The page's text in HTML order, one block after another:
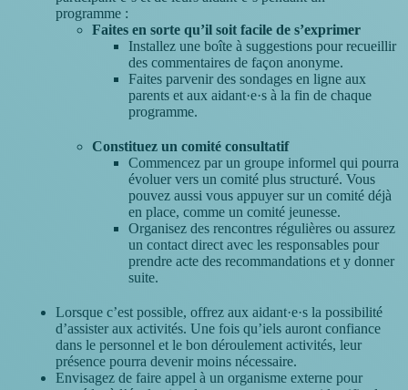
programme :
Faites en sorte qu’il soit facile de s’exprimer
Installez une boîte à suggestions pour recueillir
des commentaires de façon anonyme.
Faites parvenir des sondages en ligne aux
parents et aux aidant·e·s à la fin de chaque
programme.
Constituez un comité consultatif
Commencez par un groupe informel qui pourra
évoluer vers un comité plus structuré. Vous
pouvez aussi vous appuyer sur un comité déjà
en place, comme un comité jeunesse.
Organisez des rencontres régulières ou assurez
un contact direct avec les responsables pour
prendre acte des recommandations et y donner
suite.
Lorsque c’est possible, offrez aux aidant·e·s la possibilité
d’assister aux activités. Une fois qu’iels auront confiance
dans le personnel et le bon déroulement activités, leur
présence pourra devenir moins nécessaire.
Envisagez de faire appel à un organisme externe pour